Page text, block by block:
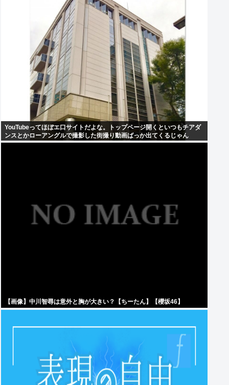
YouTubeってほぼエ口サイトだよな。トップページ開くといつもチアダ
ンスとかローアングルで撮影した街撮り動画ばっか出てくるじゃん
【画像】中川智尋は意外と胸が大きい？【ちーたん】【櫻坂46】